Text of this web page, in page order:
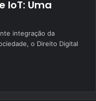
IoT: Uma
integração da
o Direito Digital